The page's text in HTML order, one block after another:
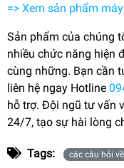
=> Xem sản phẩm
Sản phẩm của chúng
nhiều chức năng hiện
cùng những. Bạn cần
liên hệ ngay Hotline
hỗ trợ. Đội ngũ tư vấn
24/7, tạo sự hài lòng
Tags: các câu hỏi